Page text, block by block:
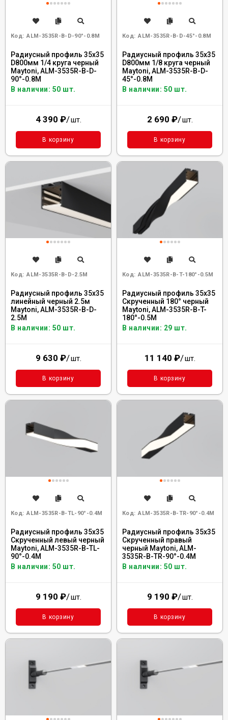
Код: ALM-3535R-B-D-90°-0.8M
Радиусный профиль 35x35
D800мм 1/4 круга черный
Maytoni, ALM-3535R-B-D-
90°-0.8M
В наличии: 50 шт.
4 390 ₽/шт.
В корзину
Код: ALM-3535R-B-D-45°-0.8M
Радиусный профиль 35x35
D800мм 1/8 круга черный
Maytoni, ALM-3535R-B-D-
45°-0.8M
В наличии: 50 шт.
2 690 ₽/шт.
В корзину
Код: ALM-3535R-B-D-2.5M
Радиусный профиль 35x35
линейный черный 2.5м
Maytoni, ALM-3535R-B-D-
2.5M
В наличии: 50 шт.
9 630 ₽/шт.
В корзину
Код: ALM-3535R-B-T-180°-0.5M
Радиусный профиль 35x35
Скрученный 180° черный
Maytoni, ALM-3535R-B-T-
180°-0.5M
В наличии: 29 шт.
11 140 ₽/шт.
В корзину
Код: ALM-3535R-B-TL-90°-0.4M
Радиусный профиль 35x35
Скрученный левый черный
Maytoni, ALM-3535R-B-TL-
90°-0.4M
В наличии: 50 шт.
9 190 ₽/шт.
В корзину
Код: ALM-3535R-B-TR-90°-0.4M
Радиусный профиль 35x35
Скрученный правый
черный Maytoni, ALM-
3535R-B-TR-90°-0.4M
В наличии: 50 шт.
9 190 ₽/шт.
В корзину